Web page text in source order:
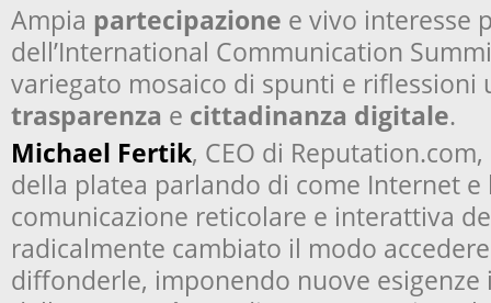
Ampia partecipazione e vivo interesse
dell’International Communication
variegato mosaico di spunti e riflessioni
trasparenza e cittadinanza digitale.
Michael Fertik, CEO di
della platea parlando di come Internet
comunicazione reticolare e interattiva
radicalmente cambiato il modo
diffonderle, imponendo nuove